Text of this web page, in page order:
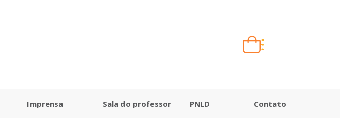
Carrinho vazio
Imprensa
Sala do professor
PNLD
Contato